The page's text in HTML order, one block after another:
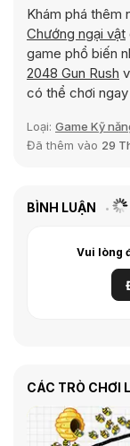
Khám phá thêm
Chướng ngại vật
game phổ biến
2048 Gun Rush
có thể chơi
Loại: Game Kỹ
Đã thêm vào 29
BÌNH LUẬN
Vui lòng
CÁC TRÒ CHƠI